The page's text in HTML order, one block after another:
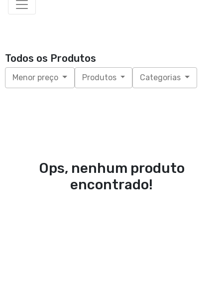
Todos os Produtos
Menor preço Produtos Categorias
Ops, nenhum produto
encontrado!